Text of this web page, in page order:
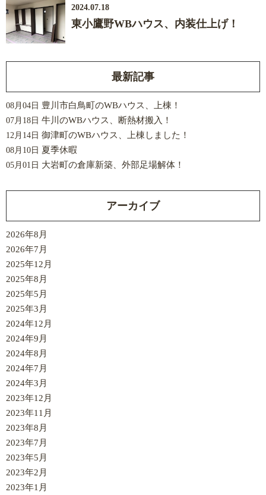
2024.07.18
東小鷹野WBハウス、内装仕上げ！
最新記事
08月04日 豊川市白鳥町のWBハウス、上棟！
07月18日 牛川のWBハウス、断熱材搬入！
12月14日 御津町のWBハウス、上棟しました！
08月10日 夏季休暇
05月01日 大岩町の倉庫新築、外部足場解体！
アーカイブ
2026年8月
2026年7月
2025年12月
2025年8月
2025年5月
2025年3月
2024年12月
2024年9月
2024年8月
2024年7月
2024年3月
2023年12月
2023年11月
2023年8月
2023年7月
2023年5月
2023年2月
2023年1月